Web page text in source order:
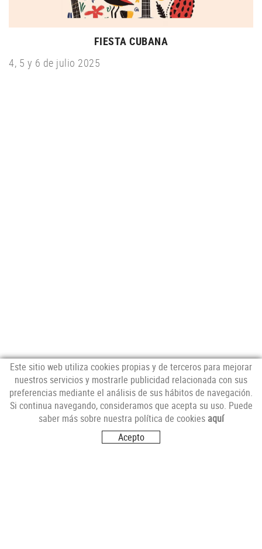
FIESTA CUBANA
4, 5 y 6 de julio 2025
NEWSLETTER
Este sitio web utiliza cookies propias y de terceros para mejorar
nuestros servicios y mostrarle publicidad relacionada con sus
preferencias mediante el análisis de sus hábitos de navegación.
Si continua navegando, consideramos que acepta su uso. Puede
saber más sobre nuestra política de cookies aquí
Acepto